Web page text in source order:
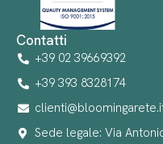
Contatti
+39 02 39669392
+39 393 8328174
Sede legale: Via